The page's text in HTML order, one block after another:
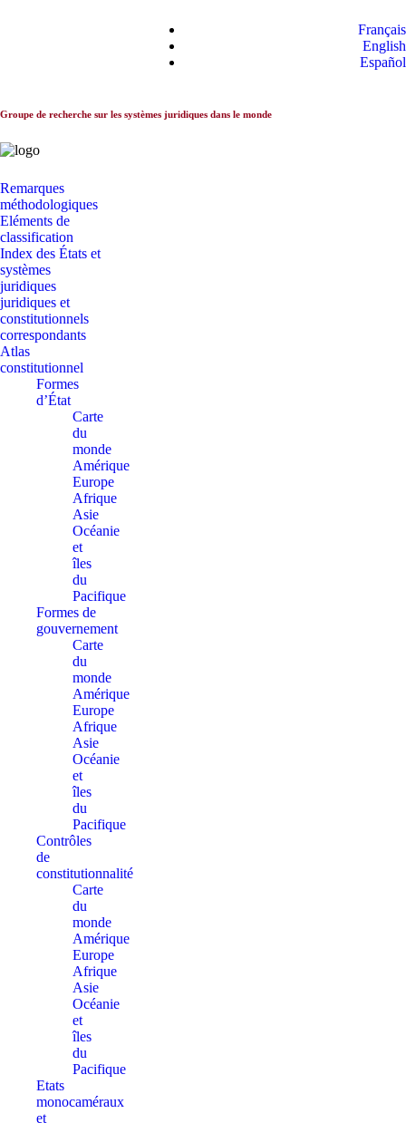
Français
English
Español
Groupe de recherche sur les systèmes juridiques dans le monde
Remarques
méthodologiques
Eléments de
classification
Index des États et
systèmes
juridiques
juridiques et
constitutionnels
correspondants
Atlas
constitutionnel
Formes
d’État
Carte
du
monde
Amérique
Europe
Afrique
Asie
Océanie
et
îles
du
Pacifique
Formes de
gouvernement
Carte
du
monde
Amérique
Europe
Afrique
Asie
Océanie
et
îles
du
Pacifique
Contrôles
de
constitutionnalité
Carte
du
monde
Amérique
Europe
Afrique
Asie
Océanie
et
îles
du
Pacifique
Etats
monocaméraux
et